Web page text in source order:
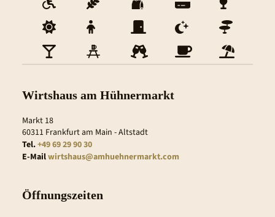
Wirtshaus am Hühnermarkt
Markt 18
60311 Frankfurt am Main - Altstadt
Tel.+49 69 29 90 30
E-Mailwirtshaus@amhuehnermarkt.com
Öffnungszeiten